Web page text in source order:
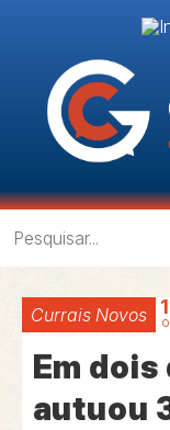
Currais Novos
Em dois
autuou